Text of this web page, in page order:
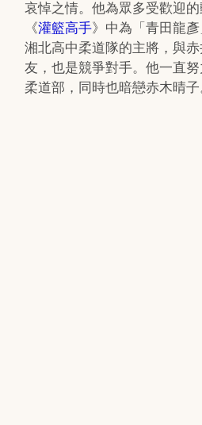
哀悼之情。他為眾多受歡迎
《灌籃高手》中為「青田龍
湘北高中柔道隊的主將，與
友，也是競爭對手。他一直
柔道部，同時也暗戀赤木晴子